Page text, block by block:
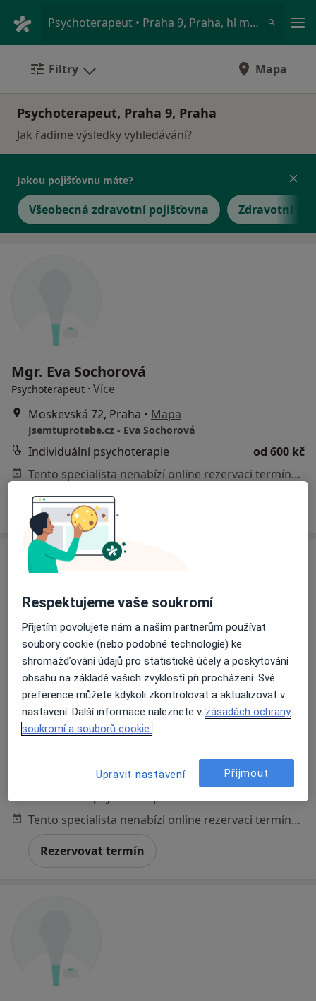
Psychoterapeut • Praha 9, Praha, hl město Praha
Filtry Mapa
Psychoterapeut, Praha 9, Praha
Jak řadíme výsledky vyhledávání?
Jakou pojišťovnu máte?
Všeobecná zdravotní pojišťovna Zdravotní
Mgr. Eva Sochorová
Psychoterapeut · Více
Moskevská 72, Praha • Mapa
Jsemtuprotebe.cz - Eva Sochorová
Individuální psychoterapie
od 600 kč
Tento specialista nenabízí online rezervaci termínu na této adrese.
Rezervovat termín
Mgr. Eliška Švecová
Psychoterapeut, Psycholog·Více
Adresa Online
Psychologické služby
Tento specialista nenabízí online rezervaci termínu na této adrese.
Rezervovat termín
Respektujeme vaše soukromí
Přijetím povolujete nám a našim partnerům používat
soubory cookie (nebo podobné technologie) ke
shromažďování údajů pro statistické účely a poskytování
obsahu na základě vašich zvyklostí při procházení. Své
preference můžete kdykoli zkontrolovat a aktualizovat v
nastavení. Další informace naleznete v zásadách ochrany
soukromí a souborů cookie.
Upravit nastavení Přijmout